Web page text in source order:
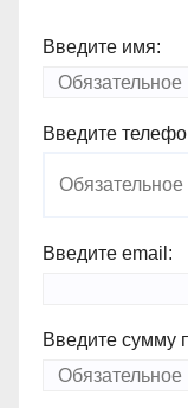
Введите имя:
Введите
Введите email:
Введите сумму